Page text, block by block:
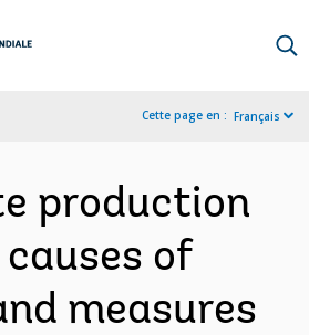
Cette page en : Français
production
of
measures